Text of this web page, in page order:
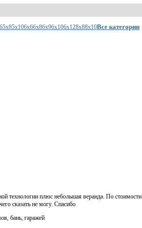
5x85x106x66x86x96x106x128x88x10Все категории
технологии плюс небольшая веранда. По
сказать не могу. Спасибо